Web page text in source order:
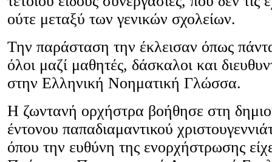
ούτε μεταξύ των γενικών σχολείων.
Την παράσταση την έκλεισαν όπως
όλοι μαζί μαθητές, δάσκαλοι και
στην Ελληνική Νοηματική Γλώσσα.
Η ζωντανή ορχήστρα βοήθησε στη
έντονου παπαδιαμαντικού
όπου την ευθύνη της ενορχήστρωσης